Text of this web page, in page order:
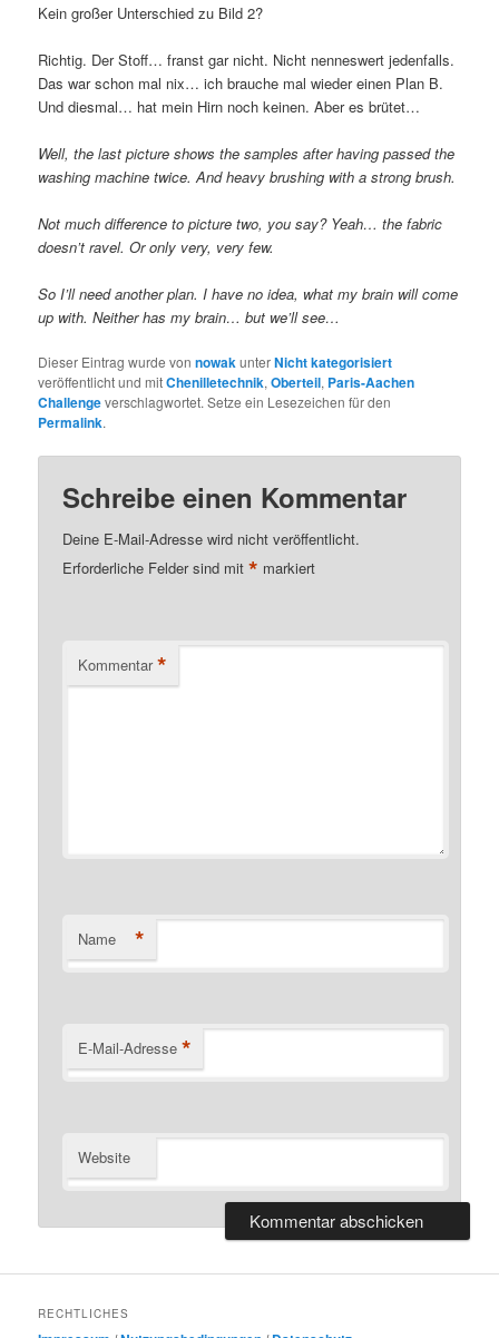
Kein großer Unterschied zu Bild 2?
Richtig. Der Stoff… franst gar nicht. Nicht nenneswert jedenfalls.
Das war schon mal nix… ich brauche mal wieder einen Plan B.
Und diesmal… hat mein Hirn noch keinen. Aber es brütet…
Well, the last picture shows the samples after having passed the
washing machine twice. And heavy brushing with a strong brush.
Not much difference to picture two, you say? Yeah… the fabric
doesn’t ravel. Or only very, very few.
So I’ll need another plan. I have no idea, what my brain will come
up with. Neither has my brain… but we’ll see…
Dieser Eintrag wurde vonnowakunterNicht kategorisiert
veröffentlicht und mitChenilletechnik,Oberteil, Paris-Aachen
Challengeverschlagwortet. Setze ein Lesezeichen für den
Permalink.
Schreibe einen Kommentar
Deine E-Mail-Adresse wird nicht veröffentlicht.
Erforderliche Felder sind mit* markiert
Kommentar *
Name *
E-Mail-Adresse *
Website
RECHTLICHES